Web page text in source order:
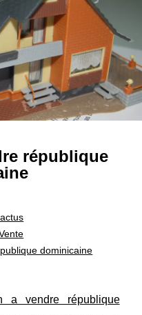
république
dominicaine
a vendre république